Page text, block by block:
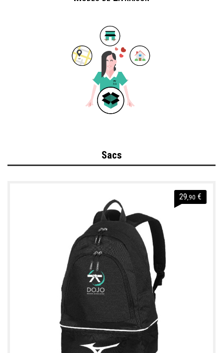
Sacs
29 ,90 €